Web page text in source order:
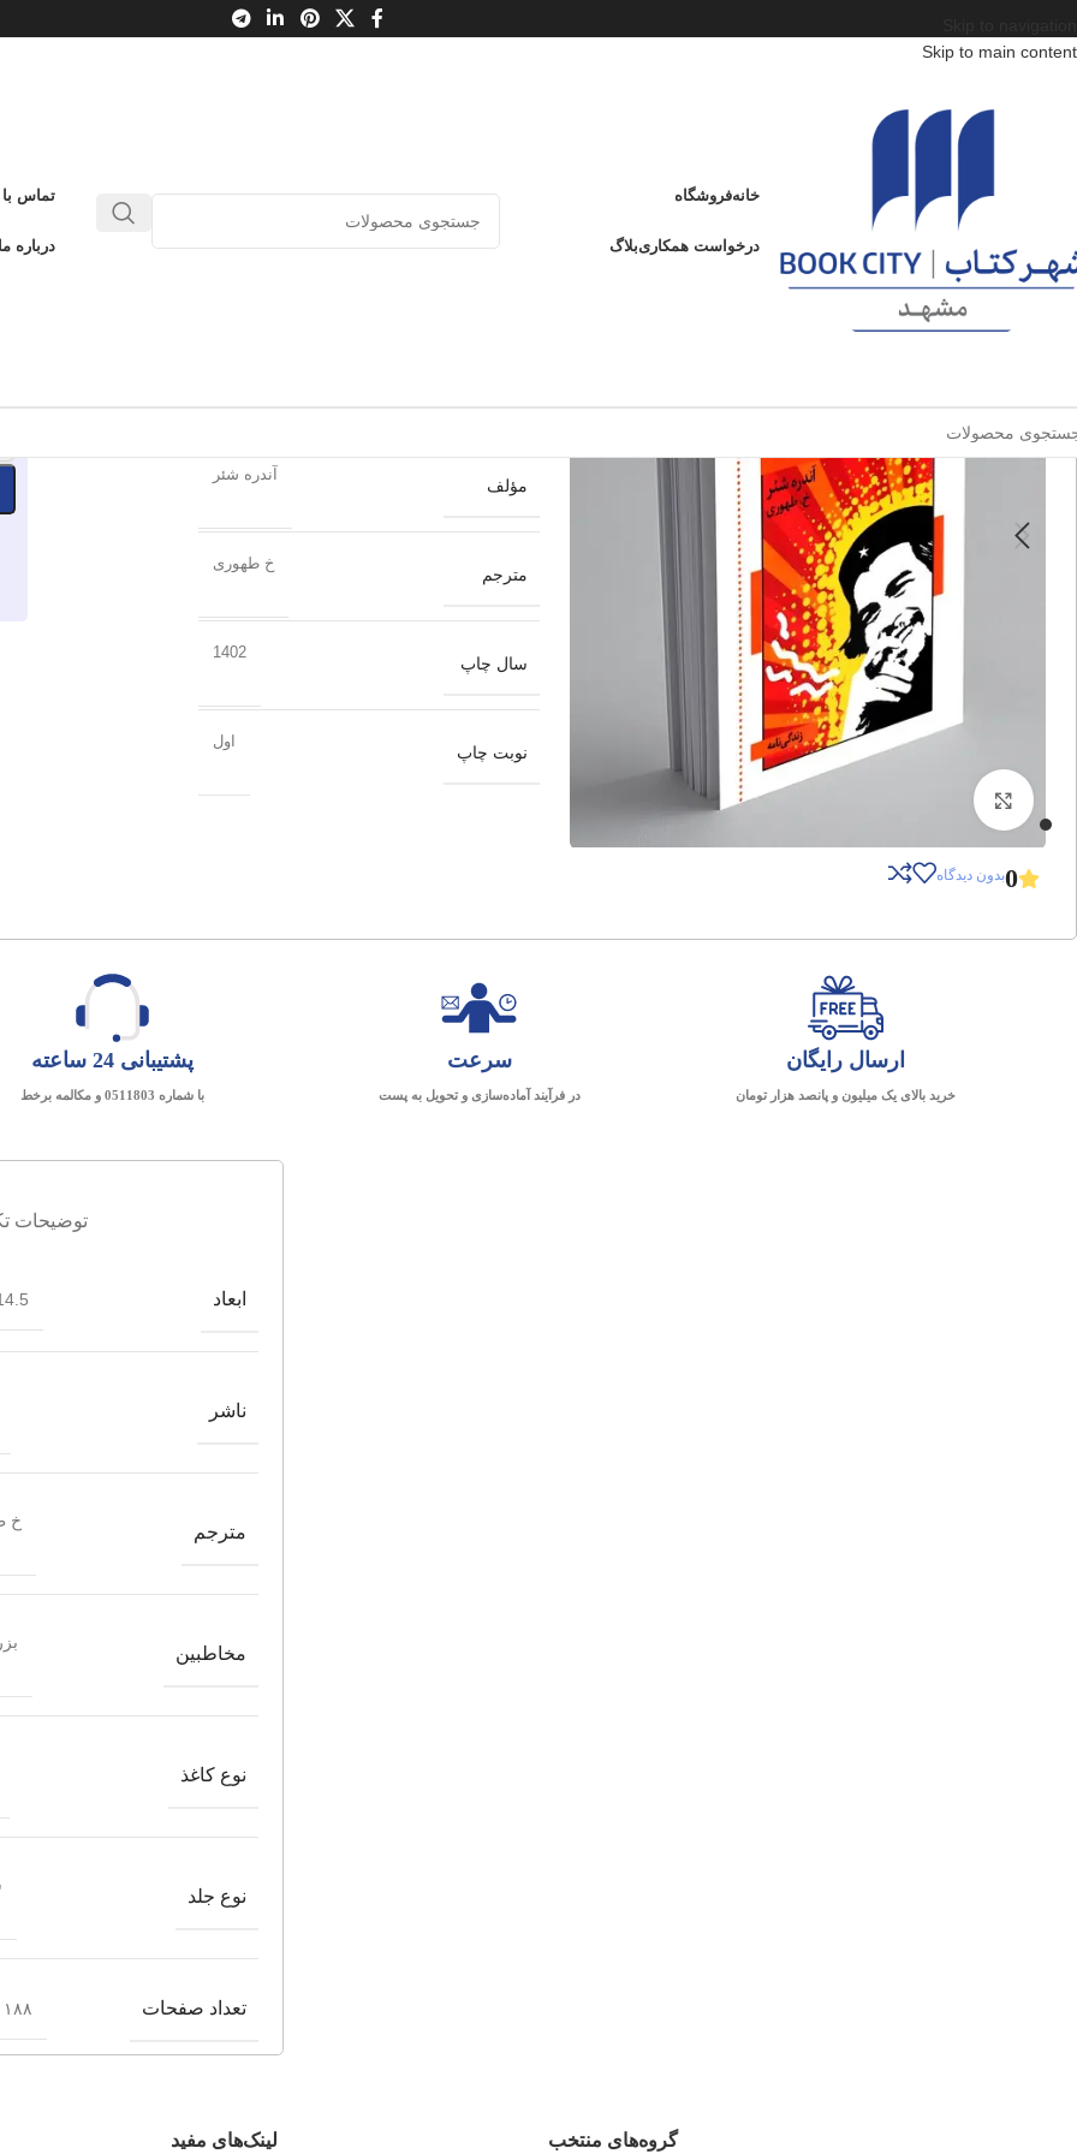
Skip to main content
خانهفروشگاه
درخواست همکاریبلاگ
تماس با
درباره ما
محصولات / کتاب بزرگسال
0بدون دیدگاه
چه گوارا
مؤلف
آندره شئر
مترجم
خ طهوری
سال چاپ
1402
نوبت چاپ
اول
ارسال رایگان
خرید بالای یک میلیون و پانصد هزار تومان
سرعت
در فرآیند آماده‌سازی و تحویل به پست
پشتیبانی 24 ساعته
با شماره 0511803 و مکالمه برخط
توضیحات
ابعاد
ناشر
مترجم
خ
مخاطبین
نوع کاغذ
نوع جلد
تعداد صفحات ۱۸۸ صفحه
گروه‌های منتخب لینک‌های مفید